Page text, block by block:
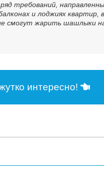
требований,
и лоджиях
смогут жарить шашлыки
интересно!